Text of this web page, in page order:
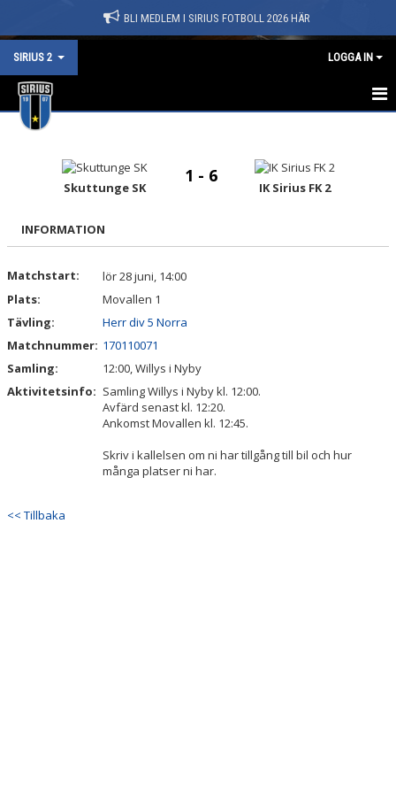
BLI MEDLEM I SIRIUS FOTBOLL 2026 HÄR
SIRIUS 2 LOGGA IN
HEM
MATCHER
TRUPPEN
BILDGALLERI
KONTAKT
Skuttunge SK
1 - 6
IK Sirius FK 2
INFORMATION
Matchstart:
lör 28 juni, 14:00
Plats:
Movallen 1
Tävling:
Herr div 5 Norra
Matchnummer: 170110071
Samling:
12:00, Willys i Nyby
Aktivitetsinfo: Samling Willys i Nyby kl. 12:00.
Avfärd senast kl. 12:20.
Ankomst Movallen kl. 12:45.
Skriv i kallelsen om ni har tillgång till bil och hur
många platser ni har.
<< Tillbaka